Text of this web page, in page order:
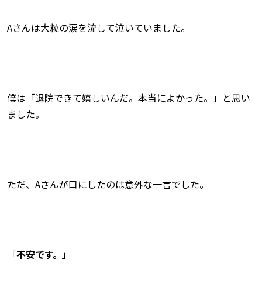
Aさんは大粒の涙を流して泣いていました。
僕は「退院できて嬉しいんだ。本当によかった。」と思い
ました。
ただ、Aさんが口にしたのは意外な一言でした。
「不安です。 」